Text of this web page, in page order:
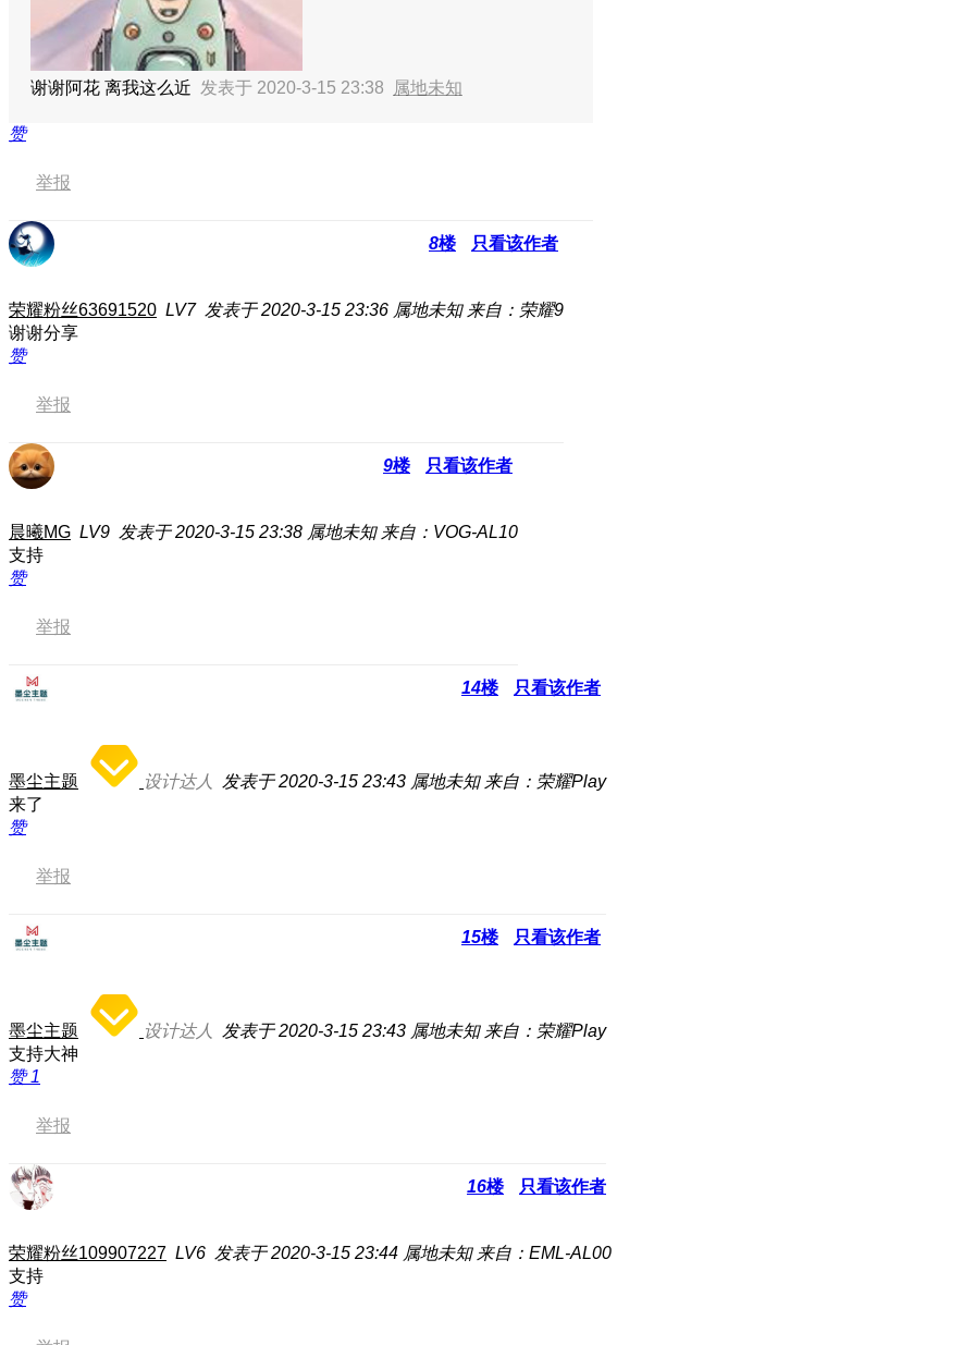
谢谢阿花 离我这么近 发表于 2020-3-15 23:38 属地未知
赞
举报
8楼 只看该作者
荣耀粉丝63691520 LV7 发表于 2020-3-15 23:36 属地未知 来自：荣耀9
谢谢分享
赞
举报
9楼 只看该作者
晨曦MG LV9 发表于 2020-3-15 23:38 属地未知 来自：VOG-AL10
支持
赞
举报
14楼 只看该作者
墨尘主题 设计达人 发表于 2020-3-15 23:43 属地未知 来自：荣耀Play
来了
赞
举报
15楼 只看该作者
墨尘主题 设计达人 发表于 2020-3-15 23:43 属地未知 来自：荣耀Play
支持大神
赞1
举报
16楼 只看该作者
荣耀粉丝109907227 LV6 发表于 2020-3-15 23:44 属地未知 来自：EML-AL00
支持
赞